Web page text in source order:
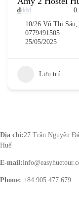
₫₫ ₫ ₫
10/26 Võ Thị
0779491505
25/05/2025
Lưu trú
Địa chỉ:27 Trần Nguyên
Huế
E-mail:
Phone: +84 905 477 679